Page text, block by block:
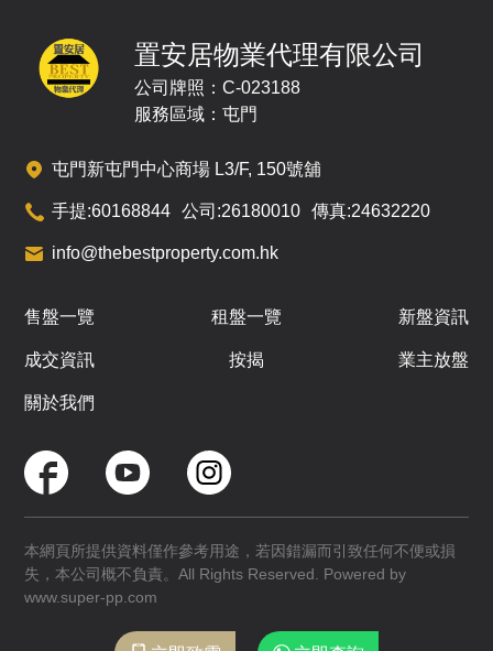
/
16
/
F
F
折 $527.3萬
1房
已售
1房
1房
1房
1房
折 $535.8萬
B
1房
1房
A
即將發售
折 $495萬
置安居物業代理有限公司
公司牌照：C-023188
服務區域：屯門
屯門新屯門中心商場 L3/F, 150號舖
手提:60168844 公司:26180010 傳真:24632220
info@thebestproperty.com.hk
售盤一覽 租盤一覽 新盤資訊
成交資訊 按揭 業主放盤
關於我們
本網頁所提供資料僅作參考用途，若因錯漏而引致任何不便或損
失，本公司概不負責。All Rights Reserved. Powered by
www.super-pp.com